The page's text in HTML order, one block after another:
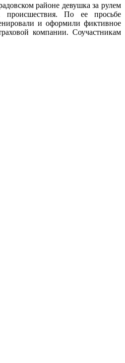
районе девушка за рулем
По ее просьбе
и оформили фиктивное
компании. Соучастникам